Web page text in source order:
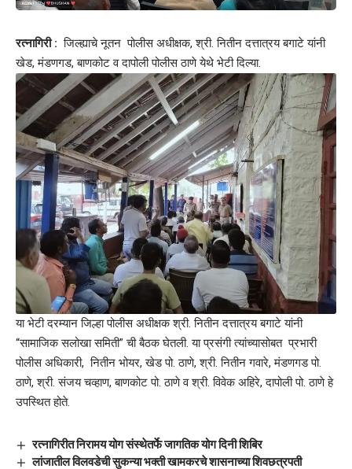
रत्नागिरी : जिल्ह्याचे नूतन पोलीस अधीक्षक, श्री. नितीन दत्तात्रय बगाटे यांनी
खेड, मंडणगड, बाणकोट व दापोली पोलीस ठाणे येथे भेटी दिल्या.
या भेटी दरम्यान जिल्हा पोलीस अधीक्षक श्री. नितीन दत्तात्रय बगाटे यांनी
“सामाजिक सलोखा समिती” ची बैठक घेतली. या प्रसंगी त्यांच्यासोबत प्रभारी
पोलीस अधिकारी, नितीन भोयर, खेड पो. ठाणे, श्री. नितीन गवारे, मंडणगड पो.
ठाणे, श्री. संजय चव्हाण, बाणकोट पो. ठाणे व श्री. विवेक अहिरे, दापोली पो. ठाणे हे
उपस्थित होते.
रत्नागिरीत निरामय योग संस्थेतर्फे जागतिक योग दिनी शिबिर
लांजातील विलवडेची सुकन्या भक्ती खामकरचे शासनाच्या शिवछत्रपती